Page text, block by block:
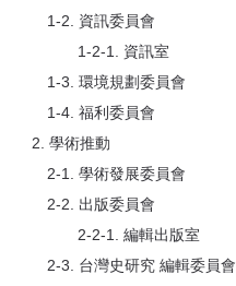
1-2. 資訊委員會
1-2-1. 資訊室
1-3. 環境規劃委員會
1-4. 福利委員會
2. 學術推動
2-1. 學術發展委員會
2-2. 出版委員會
2-2-1. 編輯出版室
2-3. 台灣史研究 編輯委員會